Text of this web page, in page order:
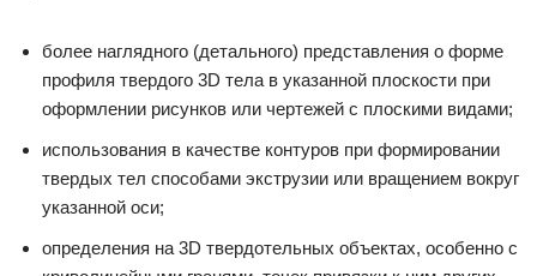
более наглядного (детального) представления о форме
профиля твердого 3D тела в указанной плоскости при
оформлении рисунков или чертежей с плоскими видами;
использования в качестве контуров при формировании
твердых тел способами экструзии или вращением вокруг
указанной оси;
определения на 3D твердотельных объектах, особенно с